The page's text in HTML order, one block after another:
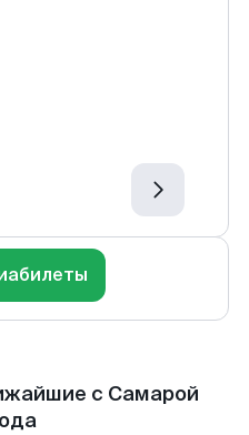
с Самарой